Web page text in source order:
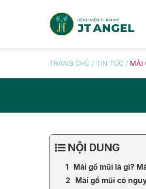
TRANG CHỦ / TIN TỨC / MÀI
NỘI DUNG
Mài gồ mũi là gì?
Mài gồ mũi có